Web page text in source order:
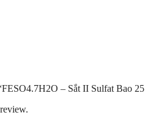
– Sắt II Sulfat Bao